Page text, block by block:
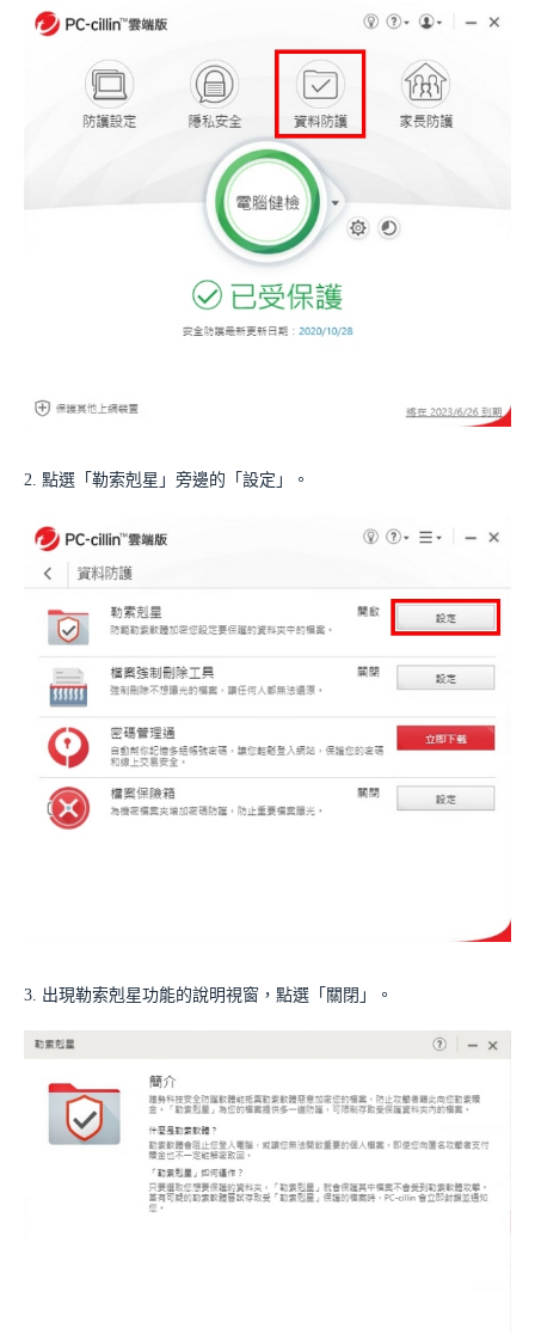
2. 點選「勒索剋星」旁邊的「設定」。
3. 出現勒索剋星功能的說明視窗，點選「關閉」。